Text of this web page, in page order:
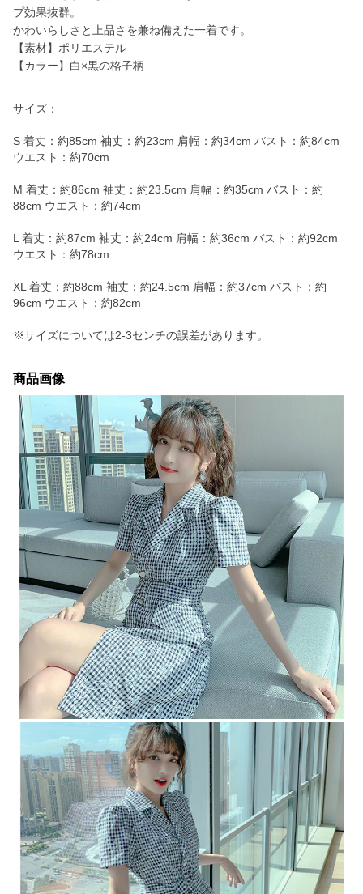
プ効果抜群。
かわいらしさと上品さを兼ね備えた一着です。
【素材】ポリエステル
【カラー】白×黒の格子柄
サイズ：
S 着丈：約85cm 袖丈：約23cm 肩幅：約34cm バスト：約84cm
ウエスト：約70cm
M 着丈：約86cm 袖丈：約23.5cm 肩幅：約35cm バスト：約
88cm ウエスト：約74cm
L 着丈：約87cm 袖丈：約24cm 肩幅：約36cm バスト：約92cm
ウエスト：約78cm
XL 着丈：約88cm 袖丈：約24.5cm 肩幅：約37cm バスト：約
96cm ウエスト：約82cm
※サイズについては2-3センチの誤差があります。
商品画像